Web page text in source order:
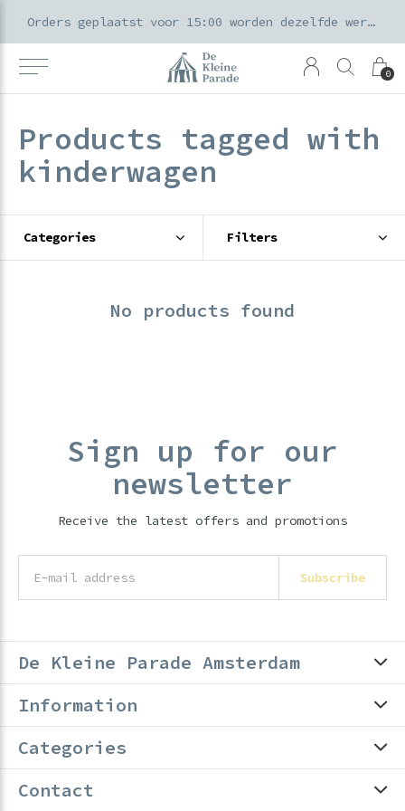
0
Orders geplaatst voor 15:00 worden dezelfde werkdag verzonden
Products tagged with
kinderwagen
Categories Filters
No products found
Sign up for our
newsletter
Receive the latest offers and promotions
Subscribe
De Kleine Parade Amsterdam
Information
Categories
Contact